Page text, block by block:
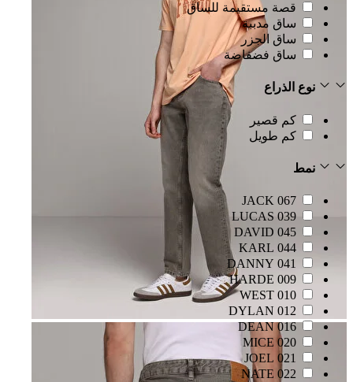
قصة مستقيمة للساق
ساق مدببة
ساق الجزر
ساق فضفاضة
نوع الذراع
كم قصير
كم طويل
نمط
067 JACK
039 LUCAS
045 DAVID
044 KARL
041 DANNY
009 HARDE
010 WEST
012 DYLAN
016 DEAN
020 MICE
021 JOEL
022 NATE